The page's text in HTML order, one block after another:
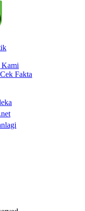
Kami
Fakta